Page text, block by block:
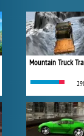
Mountain Truck